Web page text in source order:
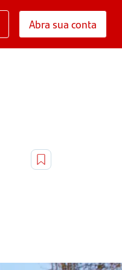
Abra sua conta